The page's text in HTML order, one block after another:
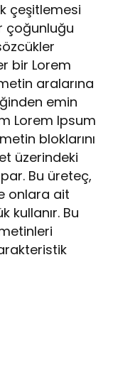
çeşitlemesi
çoğunluğu
bir Lorem
aralarına
emin
Lorem Ipsum
bloklarını
üzerindeki
Bu üreteç,
onlara ait
kullanır. Bu